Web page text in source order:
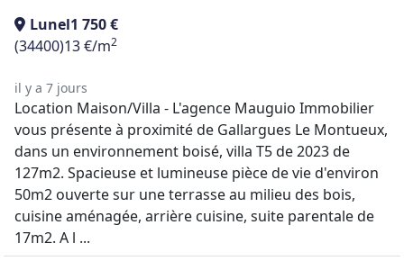
Lunel1 750 €
(34400)13 €/m2
il y a 7 jours
Location Maison/Villa - L'agence Mauguio Immobilier
vous présente à proximité de Gallargues Le Montueux,
dans un environnement boisé, villa T5 de 2023 de
127m2. Spacieuse et lumineuse pièce de vie d'environ
50m2 ouverte sur une terrasse au milieu des bois,
cuisine aménagée, arrière cuisine, suite parentale de
17m2. A l ...